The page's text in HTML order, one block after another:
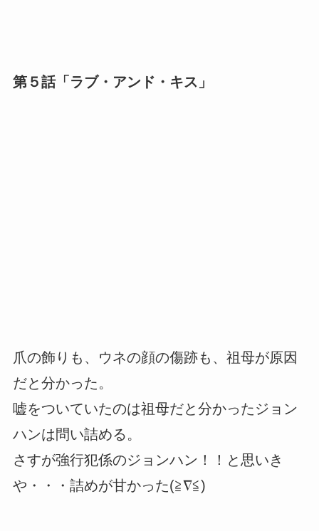
第５話「ラブ・アンド・キス」
爪の飾りも、ウネの顔の傷跡も、祖母が原因
だと分かった。
嘘をついていたのは祖母だと分かったジョン
ハンは問い詰める。
さすが強行犯係のジョンハン！！と思いき
や・・・詰めが甘かった(≧∇≦)